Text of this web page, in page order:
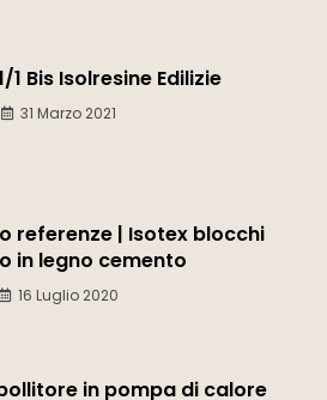
1 Bis Isolresine Edilizie
31 Marzo 2021
referenze | Isotex blocchi
in legno cemento
16 Luglio 2020
in pompa di calore